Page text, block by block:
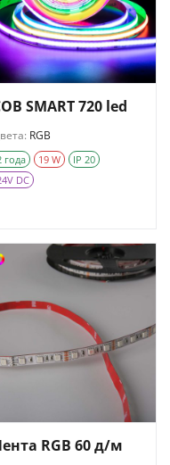
SMART 720 led
RGB
года 19 W
IP 20
DC
RGB 60 д/м